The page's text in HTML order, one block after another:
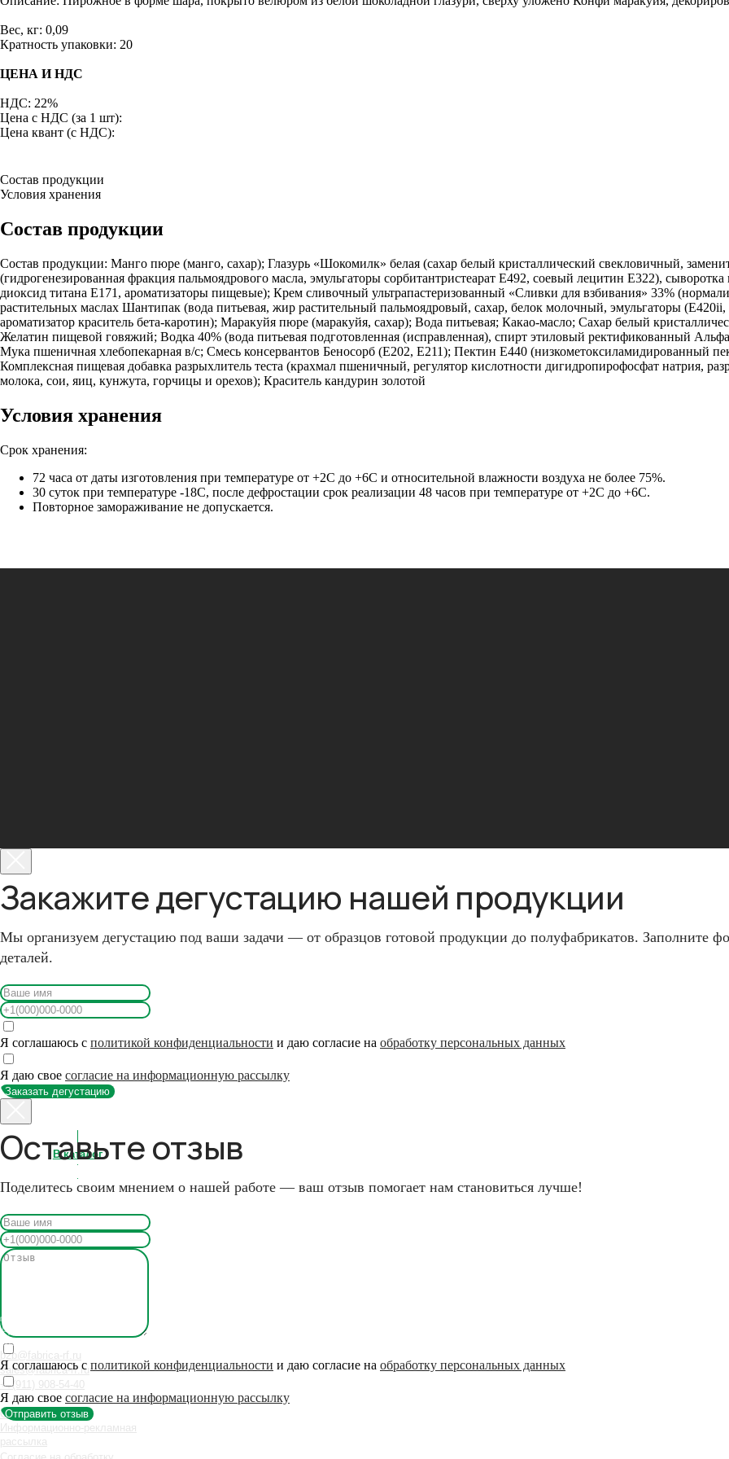
Вес, кг: 0,09
Кратность упаковки: 20
ЦЕНА И НДС
НДС: 22%
Цена с НДС (за 1 шт):
Цена квант (с НДС):
Состав продукции
Условия хранения
Состав продукции
Состав продукции: Манго пюре (манго, сахар); Глазурь «Шокомилк» белая (сахар белый кристаллический свекловичный,
(гидрогенезированная фракция пальмоядрового масла, эмульгаторы сорбитантристеарат Е492, соевый лецитин Е322),
диоксид титана Е171, ароматизаторы пищевые); Крем сливочный ультрапастеризованный «Сливки для взбивания» 33%
растительных маслах Шантипак (вода питьевая, жир растительный пальмоядровый, сахар, белок молочный, эмульгаторы
ароматизатор краситель бета-каротин); Маракуйя пюре (маракуйя, сахар); Вода питьевая; Какао-масло; Сахар белый
Желатин пищевой говяжий; Водка 40% (вода питьевая подготовленная (исправленная), спирт этиловый ректификованный
Мука пшеничная хлебопекарная в/с; Смесь консервантов Беносорб (Е202, Е211); Пектин Е440 (низкометоксиламидированный
Комплексная пищевая добавка разрыхлитель теста (крахмал пшеничный, регулятор кислотности дигидропирофосфат натрия,
молока, сои, яиц, кунжута, горчицы и орехов); Краситель кандурин золотой
Условия хранения
Срок хранения:
72 часа от даты изготовления при температуре от +2С до +6С и относительной влажности воздуха не более 75%.
30 суток при температуре -18С, после дефростации срок реализации 48 часов при температуре от +2С до +6С.
Повторное замораживание не допускается.
В каталог
Заказать дегустацию
©2026 Все права защищены
Разработка сайта
КПП 781101001
ИНН 7811757740
ООО «ФАБРИКА»
Данные организации
Документы
Контакты
b2b@fabrica-rf.ru
Сертификаты
Информационно-рекламная
Согласие на обработку
персональных данных
Меню
Закажите дегустацию нашей продукции
Мы организуем дегустацию под ваши задачи — от образцов готовой продукции до полуфабрикатов. Заполните
деталей.
Я соглашаюсь с политикой конфиденциальности и даю согласие на обработку персональных данных
Я даю свое согласие на информационную рассылку
Заказать дегустацию
Оставьте отзыв
Поделитесь своим мнением о нашей работе — ваш отзыв помогает нам становиться лучше!
Я соглашаюсь с политикой конфиденциальности и даю согласие на обработку персональных данных
Я даю свое согласие на информационную рассылку
Отправить отзыв